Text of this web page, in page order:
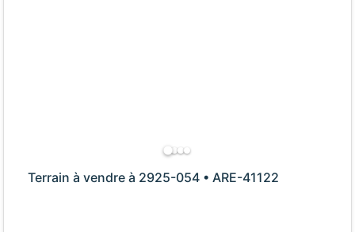
Terrain à vendre à 2925-054 • ARE-41122